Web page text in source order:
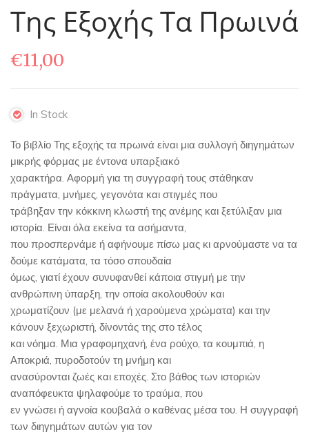
Της Εξοχής Τα Πρωινά
€11,00
In Stock
Το βιβλίο Της εξοχής τα πρωινά είναι μια συλλογή διηγημάτων
μικρής φόρμας με έντονα υπαρξιακό
χαρακτήρα. Αφορμή για τη συγγραφή τους στάθηκαν
πράγματα, μνήμες, γεγονότα και στιγμές που
τράβηξαν την κόκκινη κλωστή της ανέμης και ξετύλιξαν μια
ιστορία. Είναι όλα εκείνα τα ασήμαντα,
που προσπερνάμε ή αφήνουμε πίσω μας κι αρνούμαστε να τα
δούμε κατάματα, τα τόσο σπουδαία
όμως, γιατί έχουν συνυφανθεί κάποια στιγμή με την
ανθρώπινη ύπαρξη, την οποία ακολουθούν και
χρωματίζουν (με μελανά ή χαρούμενα χρώματα) και την
κάνουν ξεχωριστή, δίνοντάς της στο τέλος
και νόημα. Μια γραφομηχανή, ένα ρούχο, τα κουμπιά, η
Αποκριά, πυροδοτούν τη μνήμη και
ανασύρονται ζωές και εποχές. Στο βάθος των ιστοριών
αναπόφευκτα ψηλαφούμε το τραύμα, που
εν γνώσει ή αγνοία κουβαλά ο καθένας μέσα του. Η συγγραφή
των διηγημάτων αυτών για τον